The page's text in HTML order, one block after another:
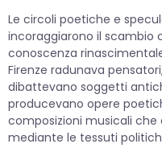
Le circoli poetiche e
incoraggiarono il scambio
conoscenza
Firenze radunava
dibattevano soggetti
producevano opere
composizioni musicali
mediante le tessuti